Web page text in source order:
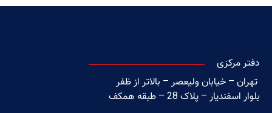
دفتر مرکزی
تهران – خیابان ولیعصر – بالاتر از ظفر
بلوار اسفندیار – پلاک 28 – طبقه همکف